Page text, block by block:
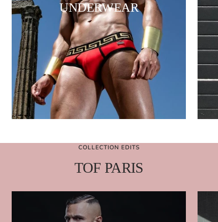
UNDERWEAR
COLLECTION EDITS
TOF PARIS